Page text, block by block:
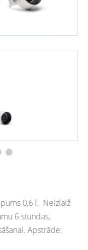
0,6 l. Neizlaiž
6 stundas,
Apstrāde: